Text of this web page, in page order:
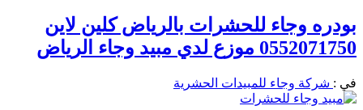
بودره وجاء للحشرات بالرياض كلين لاين
0552071750 موزع لدي مبيد وجاء الرياض
في : شركة وجاء للمبيدات الحشرية